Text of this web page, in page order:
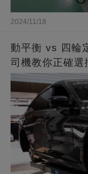
2024/11/18
動平衡 vs 四輪
司機教你正確選